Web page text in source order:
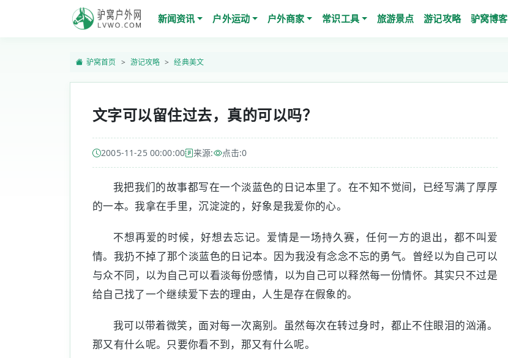
新闻资讯 户外运动 户外商家 常识工具 旅游景点 游记攻略 驴窝博客
驴窝首页 游记攻略 经典美文
文字可以留住过去，真的可以吗？
2005-11-25 00:00:00 来源: 点击:0
我把我们的故事都写在一个淡蓝色的日记本里了。在不知不觉间，已经写满了厚厚
的一本。我拿在手里，沉淀淀的，好象是我爱你的心。
不想再爱的时候，好想去忘记。爱情是一场持久赛，任何一方的退出，都不叫爱
情。我扔不掉了那个淡蓝色的日记本。因为我没有念念不忘的勇气。曾经以为自己可以
与众不同，以为自己可以看淡每份感情，以为自己可以释然每一份情怀。其实只不过是
给自己找了一个继续爱下去的理由，人生是存在假象的。
我可以带着微笑，面对每一次离别。虽然每次在转过身时，都止不住眼泪的汹涌。
那又有什么呢。只要你看不到，那又有什么呢。